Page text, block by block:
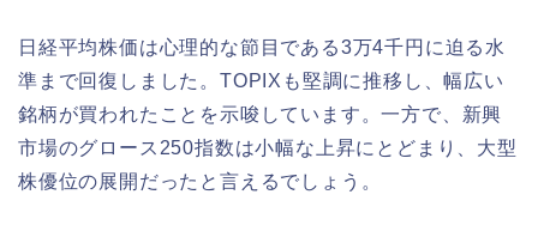
日経平均株価は心理的な節目である3万4千円に迫る水
準まで回復しました。TOPIXも堅調に推移し、幅広い
銘柄が買われたことを示唆しています。一方で、新興
市場のグロース250指数は小幅な上昇にとどまり、大型
株優位の展開だったと言えるでしょう。